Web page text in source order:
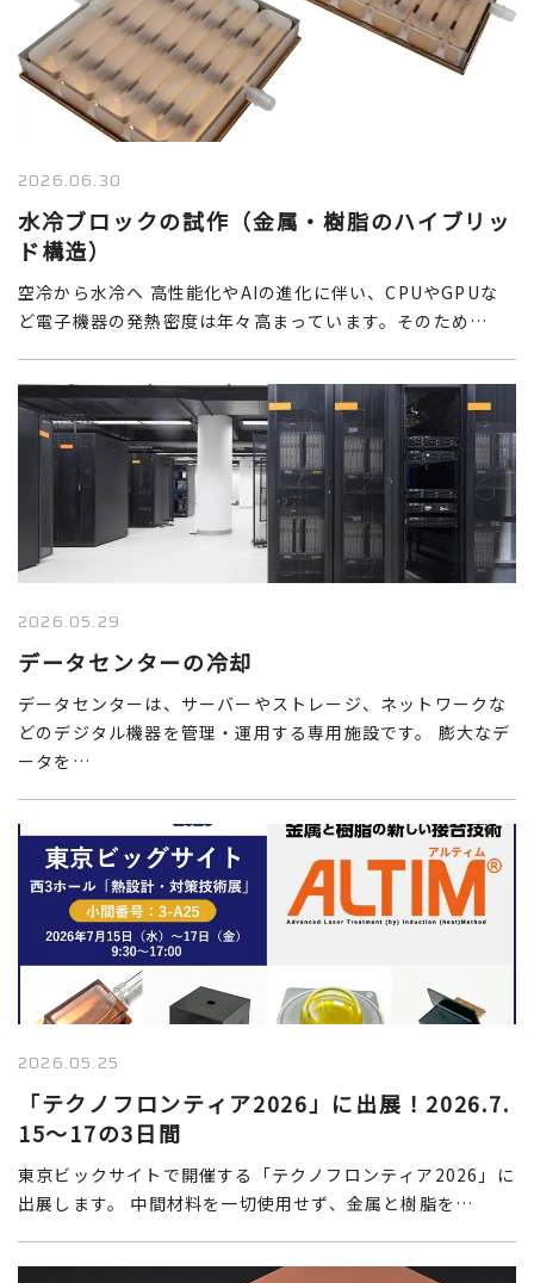
2026.06.30
水冷ブロックの試作（金属・樹脂のハイブリッ
ド構造）
空冷から水冷へ 高性能化やAIの進化に伴い、CPUやGPUな
ど電子機器の発熱密度は年々高まっています。そのため…
2026.05.29
データセンターの冷却
データセンターは、サーバーやストレージ、ネットワークな
どのデジタル機器を管理・運用する専用施設です。 膨大なデ
ータを…
2026.05.25
「テクノフロンティア2026」に出展！2026.7.
15～17の3日間
東京ビックサイトで開催する「テクノフロンティア2026」に
出展します。 中間材料を一切使用せず、金属と樹脂を…